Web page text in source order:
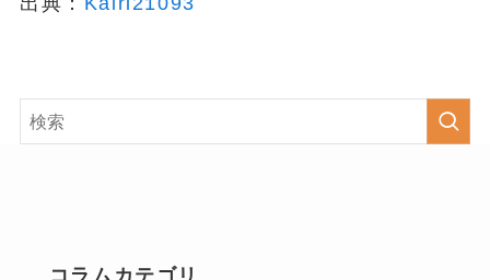
コラムカテゴリ